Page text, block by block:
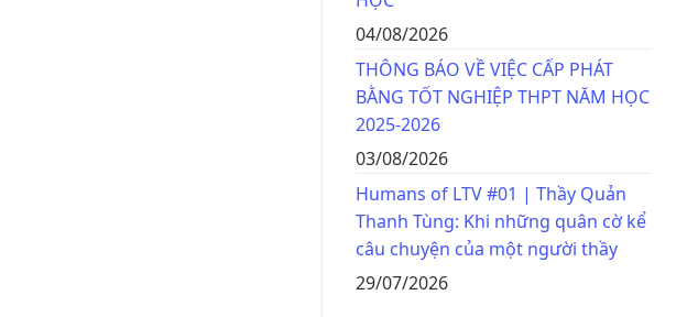
04/08/2026
THÔNG BÁO VỀ VIỆC CẤP PHÁT
BẰNG TỐT NGHIỆP THPT NĂM HỌC
2025-2026
03/08/2026
Humans of LTV #01 | Thầy Quản
Thanh Tùng: Khi những quân cờ kể
câu chuyện của một người thầy
29/07/2026